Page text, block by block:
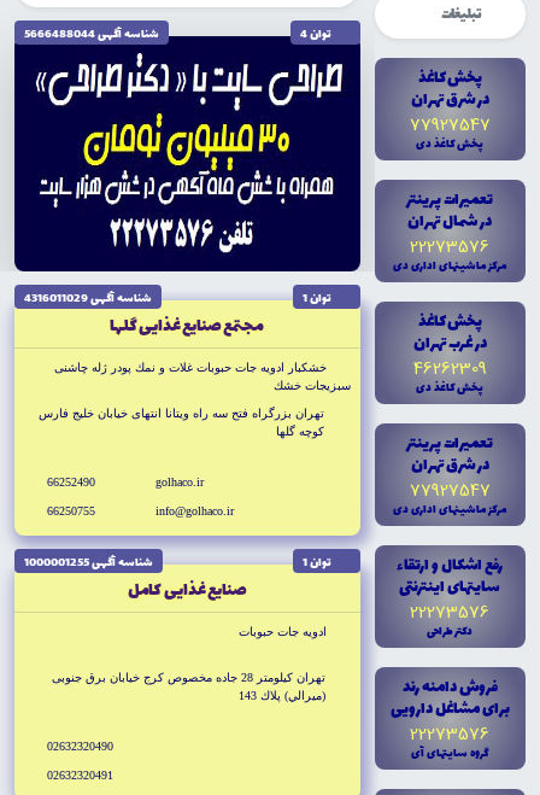
تبلیغات
پخش کاغذ
در شرق تهران
77927547
پخش کاغذ دى
تعميرات پرينتر
در شمال تهران
22273576
مرکز ماشينهاى ادارى دى
پخش کاغذ
در غرب تهران
46262309
پخش کاغذ دى
تعميرات پرينتر
در شرق تهران
77927547
مرکز ماشينهاى ادارى دى
رفع اشکال و ارتقاء
سايتهاى اينترنتى
22273576
دکتر طراحى
فروش دامنه رند
براى مشاغل دارويى
22273576
گروه سايتهاى آى
توان 4 شناسه آگهى 5666488044
توان 1 شناسه آگهى 4316011029
مجتمع صنايع غذايى گلها
خشكبار ادويه جات حبوبات غلات و نمك پودر ژله چاشنى
سبزيجات خشك
تهران بزرگراه فتح سه راه ويتانا انتهاى خيابان خليج فارس
كوچه گلها
golhaco.ir
info@golhaco.ir
66252490
66250755
توان 1 شناسه آگهى 1000001255
صنايع غذايى كامل
ادويه جات حبوبات
تهران كيلومتر 28 جاده مخصوص كرج خيابان برق جنوبى
(ميرالي) پلاك 143
02632320490
02632320491